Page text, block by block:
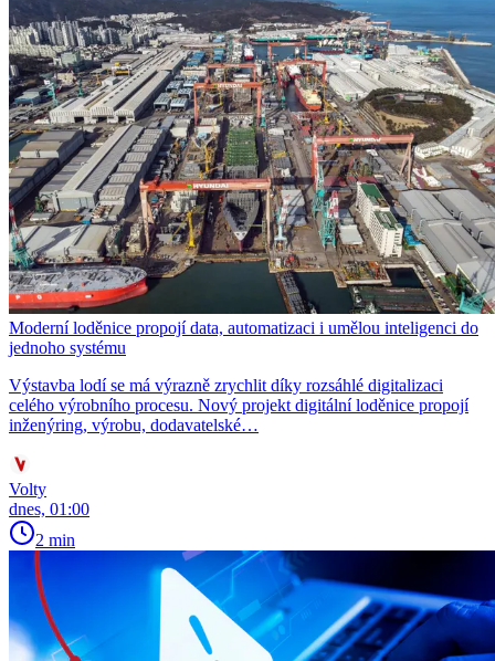
Moderní loděnice propojí data, automatizaci i umělou inteligenci do
jednoho systému
Výstavba lodí se má výrazně zrychlit díky rozsáhlé digitalizaci
celého výrobního procesu. Nový projekt digitální loděnice propojí
inženýring, výrobu, dodavatelské…
Volty
dnes, 01:00
2 min